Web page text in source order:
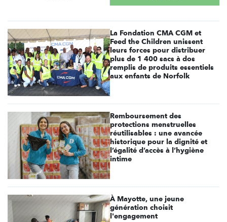
La Fondation CMA CGM et
Feed the Children unissent
leurs forces pour distribuer
plus de 1 400 sacs à dos
remplis de produits essentiels
aux enfants de Norfolk
Remboursement des
protections menstruelles
réutilisables : une avancée
historique pour la dignité et
l’égalité d’accès à l’hygiène
intime
À Mayotte, une jeune
génération choisit
l'engagement